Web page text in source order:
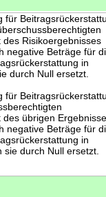
für
Risikoergebnisses
negative Beträge für
in
durch Null ersetzt.
für
übrigen
negative Beträge für
in
durch Null ersetzt.